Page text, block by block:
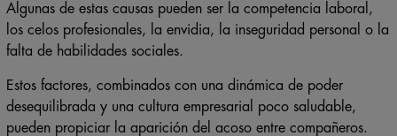
Algunas de estas causas pueden ser la competencia laboral,
los celos profesionales, la envidia, la inseguridad personal o la
falta de habilidades sociales.
Estos factores, combinados con una dinámica de poder
desequilibrada y una cultura empresarial poco saludable,
pueden propiciar la aparición del acoso entre compañeros.